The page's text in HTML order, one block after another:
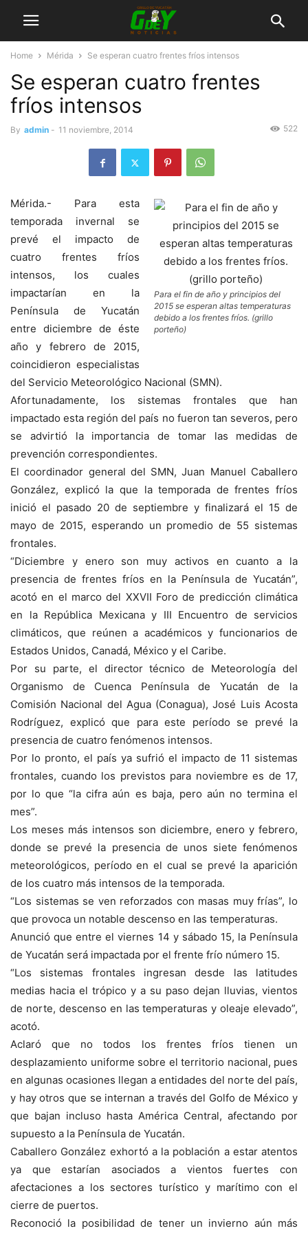
Home Mérida Se esperan cuatro frentes fríos intensos
Se esperan cuatro frentes
fríos intensos
By admin - 11 noviembre, 2014 522
Para el fin de año y principios del
2015 se esperan altas temperaturas
debido a los frentes fríos. (grillo
porteño)
Mérida.- Para esta
temporada invernal se
prevé el impacto de
cuatro frentes fríos
intensos, los cuales
impactarían en la
Península de Yucatán
entre diciembre de éste
año y febrero de 2015,
coincidieron especialistas
del Servicio Meteorológico Nacional (SMN).
Afortunadamente, los sistemas frontales que han
impactado esta región del país no fueron tan severos, pero
se advirtió la importancia de tomar las medidas de
prevención correspondientes.
El coordinador general del SMN, Juan Manuel Caballero
González, explicó la que la temporada de frentes fríos
inició el pasado 20 de septiembre y finalizará el 15 de
mayo de 2015, esperando un promedio de 55 sistemas
frontales.
“Diciembre y enero son muy activos en cuanto a la
presencia de frentes fríos en la Península de Yucatán”,
acotó en el marco del XXVII Foro de predicción climática
en la República Mexicana y III Encuentro de servicios
climáticos, que reúnen a académicos y funcionarios de
Estados Unidos, Canadá, México y el Caribe.
Por su parte, el director técnico de Meteorología del
Organismo de Cuenca Península de Yucatán de la
Comisión Nacional del Agua (Conagua), José Luis Acosta
Rodríguez, explicó que para este período se prevé la
presencia de cuatro fenómenos intensos.
Por lo pronto, el país ya sufrió el impacto de 11 sistemas
frontales, cuando los previstos para noviembre es de 17,
por lo que “la cifra aún es baja, pero aún no termina el
mes”.
Los meses más intensos son diciembre, enero y febrero,
donde se prevé la presencia de unos siete fenómenos
meteorológicos, período en el cual se prevé la aparición
de los cuatro más intensos de la temporada.
“Los sistemas se ven reforzados con masas muy frías”, lo
que provoca un notable descenso en las temperaturas.
Anunció que entre el viernes 14 y sábado 15, la Península
de Yucatán será impactada por el frente frío número 15.
“Los sistemas frontales ingresan desde las latitudes
medias hacia el trópico y a su paso dejan lluvias, vientos
de norte, descenso en las temperaturas y oleaje elevado”,
acotó.
Aclaró que no todos los frentes fríos tienen un
desplazamiento uniforme sobre el territorio nacional, pues
en algunas ocasiones llegan a entidades del norte del país,
y hay otros que se internan a través del Golfo de México y
que bajan incluso hasta América Central, afectando por
supuesto a la Península de Yucatán.
Caballero González exhortó a la población a estar atentos
ya que estarían asociados a vientos fuertes con
afectaciones a los sectores turístico y marítimo con el
cierre de puertos.
Reconoció la posibilidad de tener un invierno aún más